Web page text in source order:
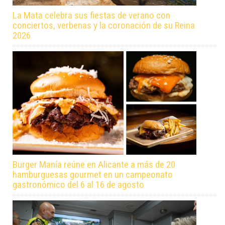
La Mata celebra sus fiestas de verano con
conciertos, verbenas y la coronación de su Reina
2026
Burger Manía reúne en Alicante a más de 20
hamburguesas gourmet en un campeonato
gastronómico del 6 al 16 de agosto